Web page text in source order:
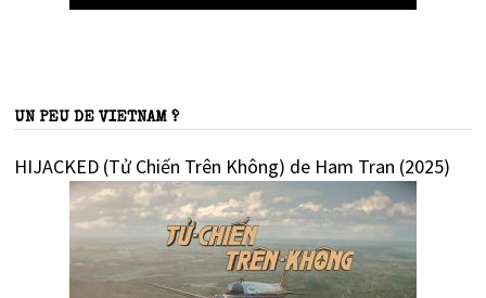
UN PEU DE VIETNAM ?
HIJACKED (Tử Chiến Trên Không) de Ham Tran (2025)